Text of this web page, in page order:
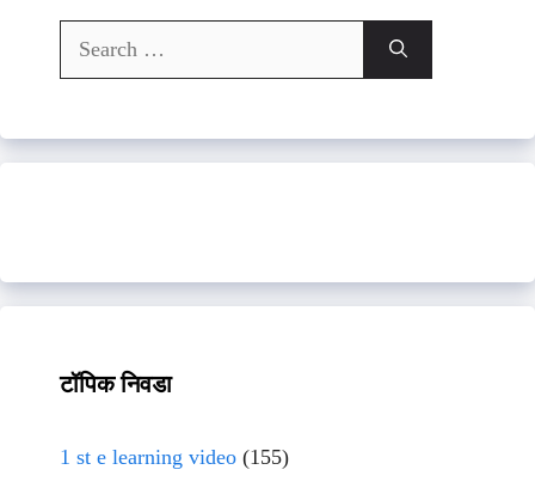
Search
for:
टॉपिक निवडा
1 st e learning video (155)